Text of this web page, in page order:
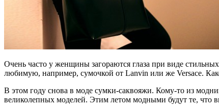
Очень часто у женщины загораются глаза при виде
любимую, например, сумочкой от Lanvin или же Versace.
В этом году снова в моде сумки-саквояжи. Кому-то из
великолепных моделей. Этим летом модными будут те, что